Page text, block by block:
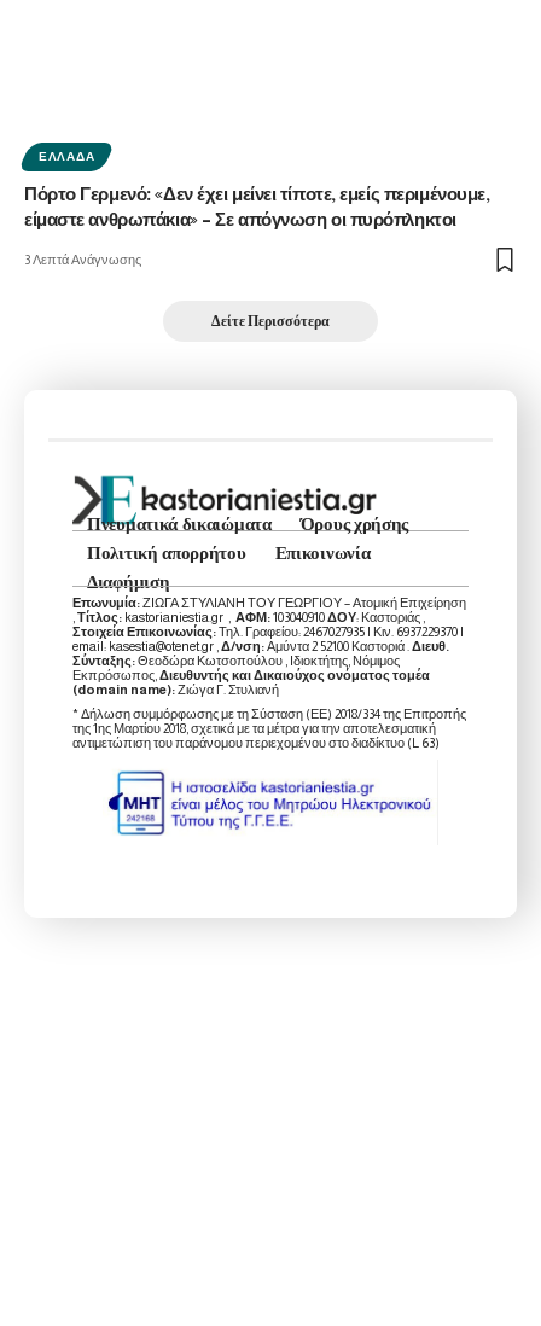
ΕΛΛΆΔΑ
Πόρτο Γερμενό: «Δεν έχει μείνει τίποτε, εμείς περιμένουμε,
είμαστε ανθρωπάκια» – Σε απόγνωση οι πυρόπληκτοι
3 Λεπτά Ανάγνωσης
Δείτε Περισσότερα
Πνευματικά δικαιώματα
Όρους χρήσης
Πολιτική απορρήτου
Επικοινωνία
Διαφήμιση
Επωνυμία:ΖΙΩΓΑ ΣΤΥΛΙΑΝΗ ΤΟΥ ΓΕΩΡΓΙΟΥ – Ατομική Επιχείρηση
Τίτλος: kastorianiestia.gr , ΑΦΜ:103040910ΔΟΥ: Καστοριάς ,
Στοιχεία Επικοινωνίας:Τηλ. Γραφείου: 2467027935 | Κιν. 6937229370 |
email: kasestia@otenet.gr , Δ/νση:Αμύντα 2 52100 Καστοριά . Διευθ.
Σύνταξης:Θεοδώρα Κωτσοπούλου , Ιδιοκτήτης, Νόμιμος
Εκπρόσωπος, Διευθυντής και Δικαιούχος ονόματος τομέα
(domain name):Ζιώγα Γ. Στυλιανή
* Δήλωση συμμόρφωσης με τη Σύσταση (ΕΕ) 2018/334 της Επιτροπής
της 1ης Μαρτίου 2018, σχετικά με τα μέτρα για την αποτελεσματική
αντιμετώπιση του παράνομου περιεχομένου στο διαδίκτυο (L 63)